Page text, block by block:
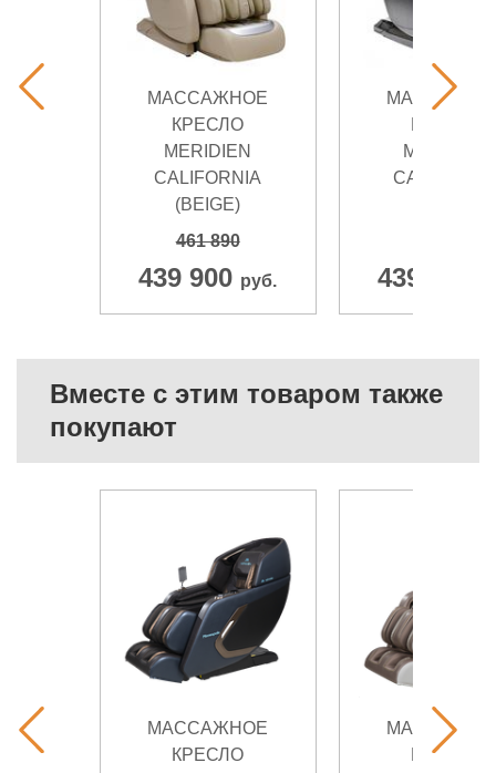
МАССАЖНОЕ
КРЕСЛО
MERIDIEN
CALIFORNIA
(BEIGE)
461 890
439 900 руб.
MERIDIEN
439 900
Вместе с этим товаром также
покупают
МАССАЖНОЕ
КРЕСЛО
КРЕСЛО